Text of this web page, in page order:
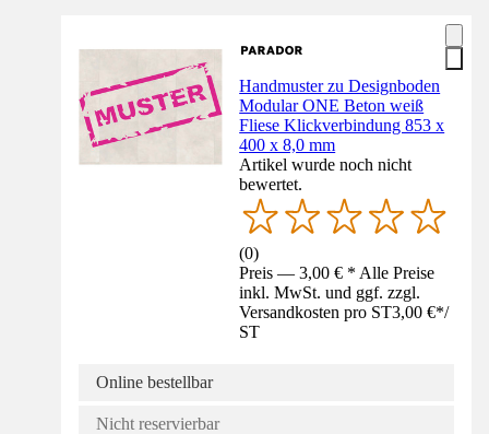
Handmuster zu Designboden
Modular ONE Beton weiß
Fliese Klickverbindung 853 x
400 x 8,0 mm
Artikel wurde noch nicht
bewertet.
(0)
Preis — 3,00 € * Alle Preise
inkl. MwSt. und ggf. zzgl.
Versandkosten pro ST3,00 €*/
ST
Online bestellbar
Nicht reservierbar